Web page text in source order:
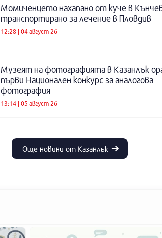
Момиченцето нахапано от куче в
транспортирано за лечение в Пловдив
12:28 | 04 август 26
Музеят на фотографията в Казанлък
първи Национален конкурс за аналогова
фотография
13:14 | 05 август 26
Още новини от Казанлък